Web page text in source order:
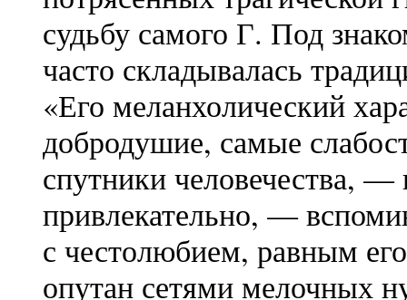
судьбу самого Г. Под
часто складывалась
«Его меланхолический
добродушие, самые
спутники человечества,
привлекательно, —
с честолюбием, равным
опутан сетями мелочных